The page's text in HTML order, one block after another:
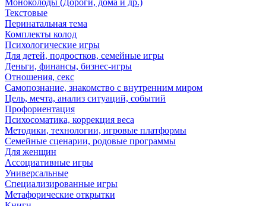
Моноколоды (Дороги, дома и др.)
Текстовые
Перинатальная тема
Комплекты колод
Психологические игры
Для детей, подростков, семейные игры
Деньги, финансы, бизнес-игры
Отношения, секс
Самопознание, знакомство с внутренним миром
Цель, мечта, анализ ситуаций, событий
Профориентация
Психосоматика, коррекция веса
Методики, технологии, игровые платформы
Семейные сценарии, родовые программы
Для женщин
Ассоциативные игры
Универсальные
Специализированные игры
Метафорические открытки